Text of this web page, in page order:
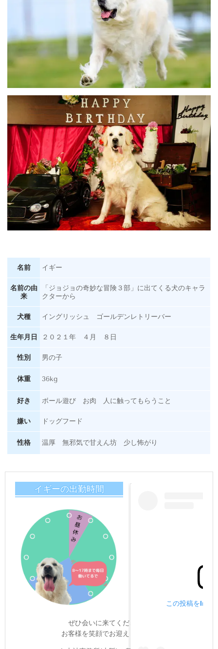
名前 イギー
名前の由
来
「ジョジョの奇妙な冒険３部」に出てくる犬のキャラ
クターから
犬種 イングリッシュ ゴールデンレトリーバー
生年月日 ２０２１年 ４月 ８日
性別 男の子
体重 36kg
好き ボール遊び お肉 人に触ってもらうこと
嫌い ドッグフード
性格 温厚無邪気で甘えん坊 少し怖がり
この投稿を
イギーの出勤時間
ぜひ会いに来てください！
お客様を笑顔でお迎えします☺